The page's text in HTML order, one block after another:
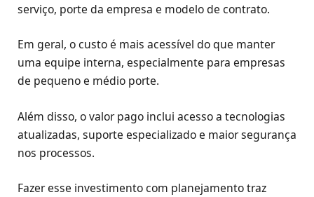
serviço, porte da empresa e modelo de contrato.
Em geral, o custo é mais acessível do que manter
uma equipe interna, especialmente para empresas
de pequeno e médio porte.
Além disso, o valor pago inclui acesso a tecnologias
atualizadas, suporte especializado e maior segurança
nos processos.
Fazer esse investimento com planejamento traz